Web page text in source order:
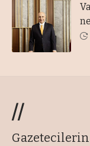
//
Gazetecilerin